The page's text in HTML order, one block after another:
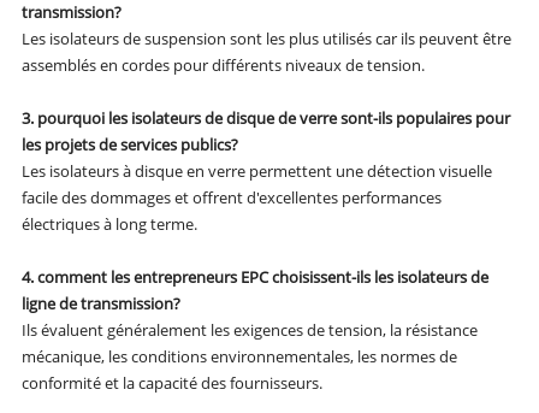
transmission?
Les isolateurs de suspension sont les plus utilisés car ils peuvent être
assemblés en cordes pour différents niveaux de tension.
3. pourquoi les isolateurs de disque de verre sont-ils populaires pour
les projets de services publics?
Les isolateurs à disque en verre permettent une détection visuelle
facile des dommages et offrent d'excellentes performances
électriques à long terme.
4. comment les entrepreneurs EPC choisissent-ils les isolateurs de
ligne de transmission?
Ils évaluent généralement les exigences de tension, la résistance
mécanique, les conditions environnementales, les normes de
conformité et la capacité des fournisseurs.